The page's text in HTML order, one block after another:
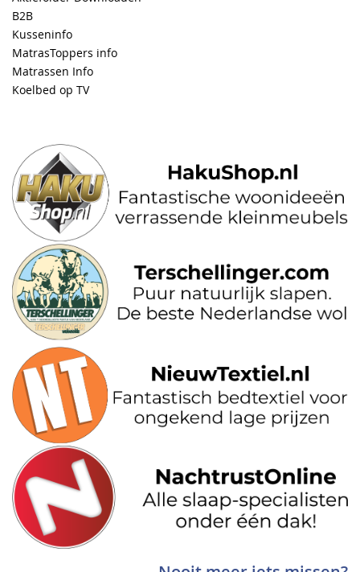
B2B
Kusseninfo
MatrasToppers info
Matrassen Info
Koelbed op TV